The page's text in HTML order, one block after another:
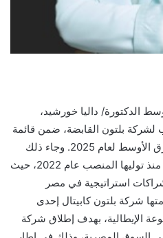
الدكتورة/ داليا خورشيد،
لشركة بلتون القابضة، ضمن قائمة
أقوى 100 سيدة أعمال في الشرق الأوسط لعام 2025. وجاء ذلك
تقديرًا لنجاحها في قيادة الشركة منذ توليها المنصب عام 2022، حيث
استراتيجية في مصر
شركة بلتون كابيتال إحدى
الإيطالية، بهدف إطلاق شركة